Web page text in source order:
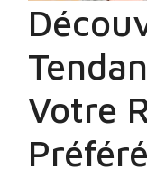
Votre